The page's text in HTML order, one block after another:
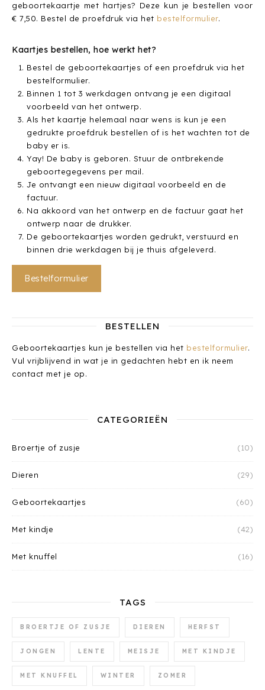
geboortekaartje met hartjes? Deze kun je bestellen voor
€ 7,50. Bestel de proefdruk via het bestelformulier.
Kaartjes bestellen, hoe werkt het?
Bestel de geboortekaartjes of een proefdruk via het
bestelformulier.
Binnen 1 tot 3 werkdagen ontvang je een digitaal
voorbeeld van het ontwerp.
Als het kaartje helemaal naar wens is kun je een
gedrukte proefdruk bestellen of is het wachten tot de
baby er is.
Yay! De baby is geboren. Stuur de ontbrekende
geboortegegevens per mail.
Je ontvangt een nieuw digitaal voorbeeld en de
factuur.
Na akkoord van het ontwerp en de factuur gaat het
ontwerp naar de drukker.
De geboortekaartjes worden gedrukt, verstuurd en
binnen drie werkdagen bij je thuis afgeleverd.
Bestelformulier
BESTELLEN
Geboortekaartjes kun je bestellen via het bestelformulier.
Vul vrijblijvend in wat je in gedachten hebt en ik neem
contact met je op.
CATEGORIEËN
Broertje of zusje (10)
Dieren (29)
Geboortekaartjes (60)
Met kindje (42)
Met knuffel (16)
TAGS
BROERTJE OF ZUSJE DIEREN HERFST
JONGEN LENTE MEISJE MET KINDJE
MET KNUFFEL WINTER ZOMER